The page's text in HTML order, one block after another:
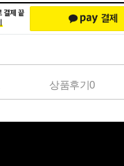
상품후기0